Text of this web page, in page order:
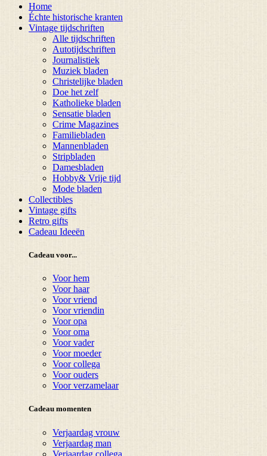
Home
Échte historische kranten
Vintage tijdschriften
Alle tijdschriften
Autotijdschriften
Journalistiek
Muziek bladen
Christelijke bladen
Doe het zelf
Katholieke bladen
Sensatie bladen
Crime Magazines
Familiebladen
Mannenbladen
Stripbladen
Damesbladen
Hobby& Vrije tijd
Mode bladen
Collectibles
Vintage gifts
Retro gifts
Cadeau Ideeën
Cadeau voor...
Voor hem
Voor haar
Voor vriend
Voor vriendin
Voor opa
Voor oma
Voor vader
Voor moeder
Voor collega
Voor ouders
Voor verzamelaar
Cadeau momenten
Verjaardag vrouw
Verjaardag man
Verjaardag collega